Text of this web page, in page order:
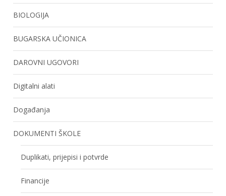
BIOLOGIJA
BUGARSKA UČIONICA
DAROVNI UGOVORI
Digitalni alati
Događanja
DOKUMENTI ŠKOLE
Duplikati, prijepisi i potvrde
Financije